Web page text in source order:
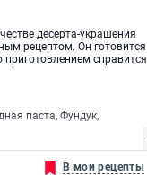
десерта-украшения
рецептом. Он готовится
приготовлением справится
паста, Фундук,
В мои рецепты